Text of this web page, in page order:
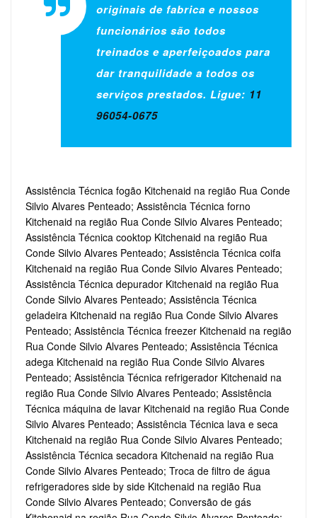
originais de fabrica e nossos
funcionários são todos
treinados e aperfeiçoados para
dar tranquilidade a todos os
serviços prestados. Ligue: 11
96054-0675
Assistência Técnica fogão Kitchenaid na região Rua Conde
Silvio Alvares Penteado; Assistência Técnica forno
Kitchenaid na região Rua Conde Silvio Alvares Penteado;
Assistência Técnica cooktop Kitchenaid na região Rua
Conde Silvio Alvares Penteado; Assistência Técnica coifa
Kitchenaid na região Rua Conde Silvio Alvares Penteado;
Assistência Técnica depurador Kitchenaid na região Rua
Conde Silvio Alvares Penteado; Assistência Técnica
geladeira Kitchenaid na região Rua Conde Silvio Alvares
Penteado; Assistência Técnica freezer Kitchenaid na região
Rua Conde Silvio Alvares Penteado; Assistência Técnica
adega Kitchenaid na região Rua Conde Silvio Alvares
Penteado; Assistência Técnica refrigerador Kitchenaid na
região Rua Conde Silvio Alvares Penteado; Assistência
Técnica máquina de lavar Kitchenaid na região Rua Conde
Silvio Alvares Penteado; Assistência Técnica lava e seca
Kitchenaid na região Rua Conde Silvio Alvares Penteado;
Assistência Técnica secadora Kitchenaid na região Rua
Conde Silvio Alvares Penteado; Troca de filtro de água
refrigeradores side by side Kitchenaid na região Rua
Conde Silvio Alvares Penteado; Conversão de gás